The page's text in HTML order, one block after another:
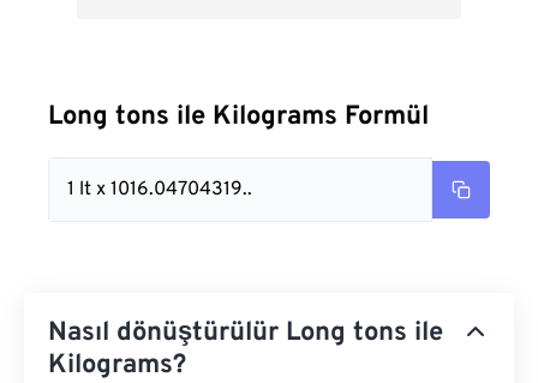
Long tons ile Kilograms Formül
1 lt x 1016.04704319..
Nasıl dönüştürülür Long tons ile
Kilograms?